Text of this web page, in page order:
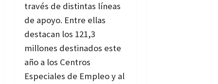
través de distintas líneas
de apoyo. Entre ellas
destacan los 121,3
millones destinados este
año a los Centros
Especiales de Empleo y al